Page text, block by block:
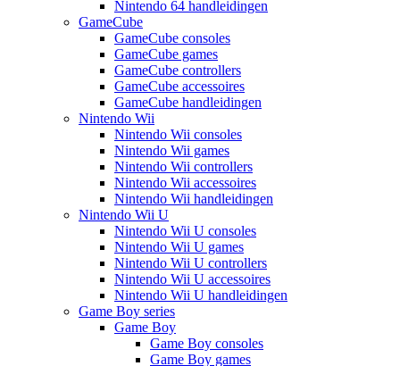
Nintendo 64 handleidingen
GameCube
GameCube consoles
GameCube games
GameCube controllers
GameCube accessoires
GameCube handleidingen
Nintendo Wii
Nintendo Wii consoles
Nintendo Wii games
Nintendo Wii controllers
Nintendo Wii accessoires
Nintendo Wii handleidingen
Nintendo Wii U
Nintendo Wii U consoles
Nintendo Wii U games
Nintendo Wii U controllers
Nintendo Wii U accessoires
Nintendo Wii U handleidingen
Game Boy series
Game Boy
Game Boy consoles
Game Boy games